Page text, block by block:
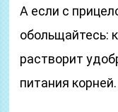
А если с
обольщайтесь:
растворит
питания корней.